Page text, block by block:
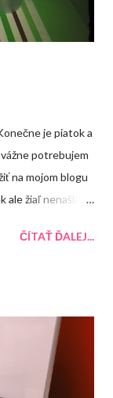
je piatok a
potrebujem
na mojom blogu
žiaľ nenašla
instagrame
ČÍTAŤ ĎALEJ...